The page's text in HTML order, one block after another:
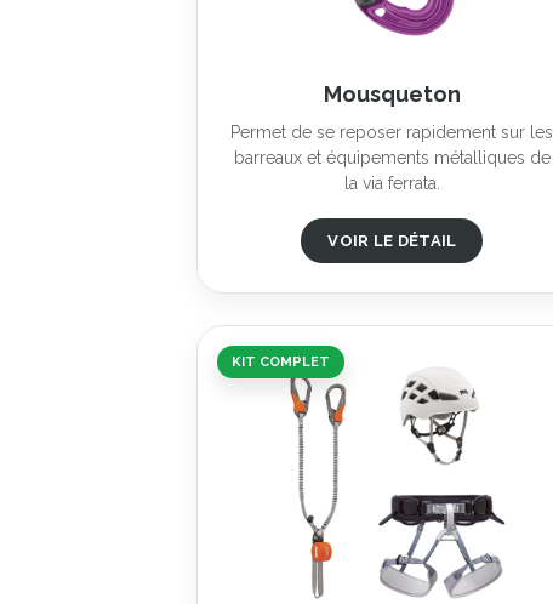
Mousqueton
Permet de se reposer rapidement sur les
barreaux et équipements métalliques de
la via ferrata.
VOIR LE DÉTAIL
KIT COMPLET